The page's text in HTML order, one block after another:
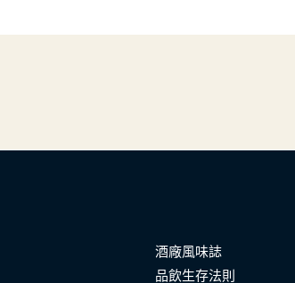
酒廠風味誌
品飲生存法則